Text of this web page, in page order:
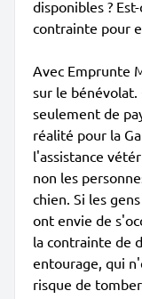
disponibles ?
contrainte pour
Avec Emprunte
sur le
seulement de
réalité pour la
l'assistance
non les
chien. Si les
ont envie de
la contrainte de
entourage, qui
risque de